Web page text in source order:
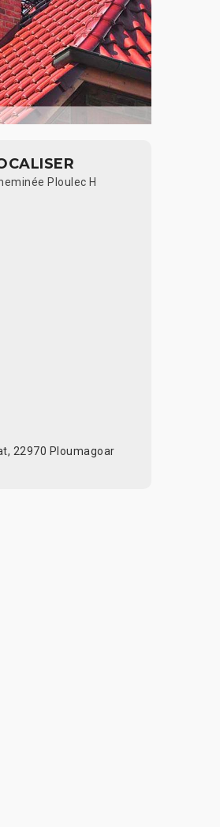
Ploulec H
22970 Ploumagoar